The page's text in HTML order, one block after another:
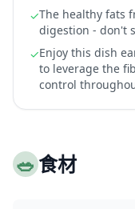
✓The healthy fats
digestion - don't
✓Enjoy this dish
to leverage the
control
🥗食材